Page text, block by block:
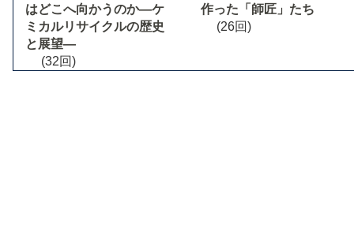
はどこへ向かうのか―ケ
ミカルリサイクルの歴史
と展望―
(32回)
作った「師匠」たち
(26回)